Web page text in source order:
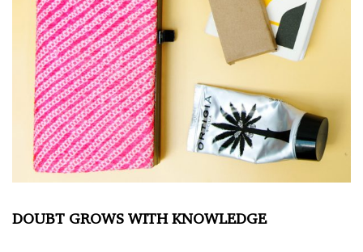
DOUBT GROWS WITH KNOWLEDGE